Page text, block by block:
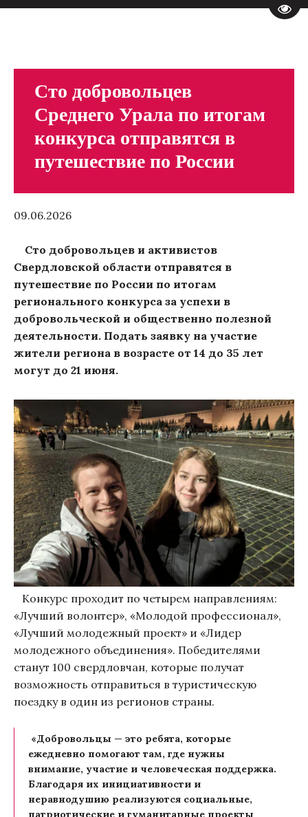
Сто добровольцев
Среднего Урала по итогам
конкурса отправятся в
путешествие по России
09.06.2026
Сто добровольцев и активистов
Свердловской области отправятся в
путешествие по России по итогам
регионального конкурса за успехи в
добровольческой и общественно полезной
деятельности. Подать заявку на участие
жители региона в возрасте от 14 до 35 лет
могут до 21 июня.
Конкурс проходит по четырем направлениям:
«Лучший волонтер», «Молодой профессионал»,
«Лучший молодежный проект» и «Лидер
молодежного объединения». Победителями
станут 100 свердловчан, которые получат
возможность отправиться в туристическую
поездку в один из регионов страны.
«Добровольцы — это ребята, которые
ежедневно помогают там, где нужны
внимание, участие и человеческая поддержка.
Благодаря их инициативности и
неравнодушию реализуются социальные,
патриотические и гуманитарные проекты